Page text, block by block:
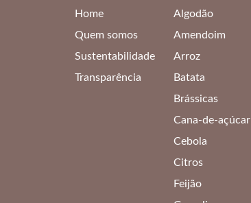
Home
Quem somos
Sustentabilidade
Transparência
Algodão
Amendoim
Arroz
Batata
Brássicas
Cana-de-açúcar
Cebola
Citros
Feijão